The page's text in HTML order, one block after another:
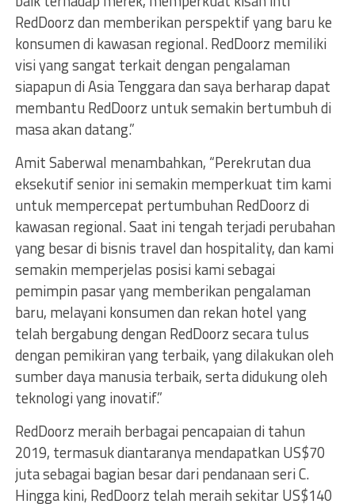
RedDoorz dan memberikan perspektif yang baru ke
konsumen di kawasan regional. RedDoorz memiliki
visi yang sangat terkait dengan pengalaman
siapapun di Asia Tenggara dan saya berharap dapat
membantu RedDoorz untuk semakin bertumbuh di
masa akan datang.”
Amit Saberwal menambahkan, “Perekrutan dua
eksekutif senior ini semakin memperkuat tim kami
untuk mempercepat pertumbuhan RedDoorz di
kawasan regional. Saat ini tengah terjadi perubahan
yang besar di bisnis travel dan hospitality, dan kami
semakin memperjelas posisi kami sebagai
pemimpin pasar yang memberikan pengalaman
baru, melayani konsumen dan rekan hotel yang
telah bergabung dengan RedDoorz secara tulus
dengan pemikiran yang terbaik, yang dilakukan oleh
sumber daya manusia terbaik, serta didukung oleh
teknologi yang inovatif.”
RedDoorz meraih berbagai pencapaian di tahun
2019, termasuk diantaranya mendapatkan US$70
juta sebagai bagian besar dari pendanaan seri C.
Hingga kini, RedDoorz telah meraih sekitar US$140